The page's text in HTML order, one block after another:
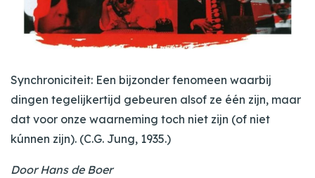
Synchroniciteit: Een bijzonder fenomeen waarbij
dingen tegelijkertijd gebeuren alsof ze één zijn, maar
dat voor onze waarneming toch niet zijn (of niet
kúnnen zijn). (C.G. Jung, 1935.)
Door Hans de Boer